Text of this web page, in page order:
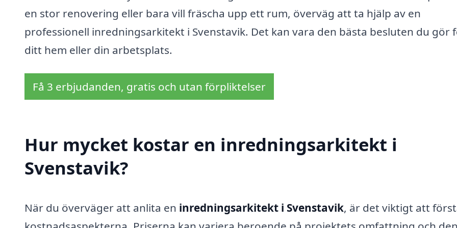
en stor renovering eller bara vill fräscha upp ett rum, överväg att ta hjälp av en
professionell inredningsarkitekt i Svenstavik. Det kan vara den bästa besluten du gör
ditt hem eller din arbetsplats.
Få 3 erbjudanden, gratis och utan förpliktelser
Hur mycket kostar en inredningsarkitekt i
Svenstavik?
När du överväger att anlita en inredningsarkitekt i Svenstavik, är det viktigt att